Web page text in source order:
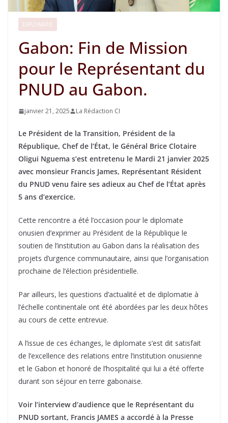
DIPLOMATIE
Gabon: Fin de Mission
pour le Représentant du
PNUD au Gabon.
janvier 21, 2025 La Rédaction CI
Le Président de la Transition, Président de la
République, Chef de l’État, le Général Brice Clotaire
Oligui Nguema s’est entretenu le Mardi 21 janvier 2025
avec monsieur Francis James, Représentant Résident
du PNUD venu faire ses adieux au Chef de l’État après
5 ans d’exercice.
Cette rencontre a été l’occasion pour le diplomate
onusien d’exprimer au Président de la République le
soutien de l’institution au Gabon dans la réalisation des
projets d’urgence communautaire, ainsi que l’organisation
prochaine de l’élection présidentielle.
Par ailleurs, les questions d’actualité et de diplomatie à
l’échelle continentale ont été abordées par les deux hôtes
au cours de cette entrevue.
A l’issue de ces échanges, le diplomate s’est dit satisfait
de l’excellence des relations entre l’institution onusienne
et le Gabon et honoré de l’hospitalité qui lui a été offerte
durant son séjour en terre gabonaise.
Voir l’interview d’audience que le Représentant du
PNUD sortant, Francis JAMES a accordé à la Presse